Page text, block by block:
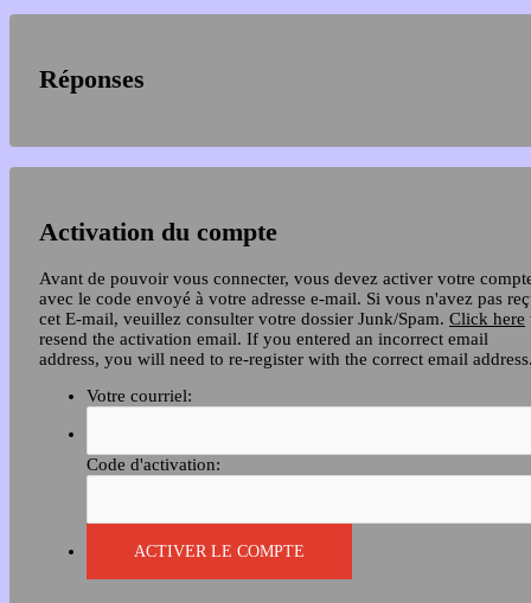
Réponses
Activation du compte
Avant de pouvoir vous connecter, vous devez activer votre
avec le code envoyé à votre adresse e-mail. Si vous n'avez pas
cet E-mail, veuillez consulter votre dossier Junk/Spam. Click here
resend the activation email. If you entered an incorrect email
address, you will need to re-register with the correct email
Votre courriel:
Code d'activation: